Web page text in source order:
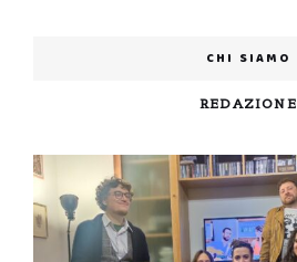
CHI SIAMO
REDAZIONE